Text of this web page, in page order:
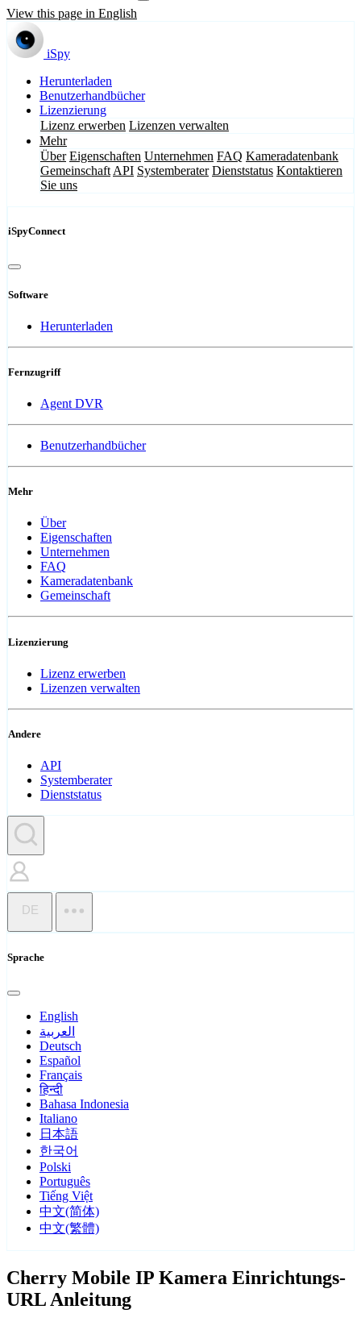
View this page in English
iSpy
Herunterladen
Benutzerhandbücher
Lizenzierung
Lizenz erwerben Lizenzen verwalten
Mehr
Über Eigenschaften Unternehmen FAQ Kameradatenbank
Gemeinschaft API Systemberater Dienststatus Kontaktieren
Sie uns
iSpyConnect
Software
Herunterladen
Fernzugriff
Agent DVR
Benutzerhandbücher
Mehr
Über
Eigenschaften
Unternehmen
FAQ
Kameradatenbank
Gemeinschaft
Lizenzierung
Lizenz erwerben
Lizenzen verwalten
Andere
API
Systemberater
Dienststatus
DE
Sprache
English
العربية
Deutsch
Español
Français
हिन्दी
Bahasa Indonesia
Italiano
日本語
한국어
Polski
Português
Tiếng Việt
中文(简体)
中文(繁體)
Cherry Mobile IP Kamera Einrichtungs-
URL Anleitung